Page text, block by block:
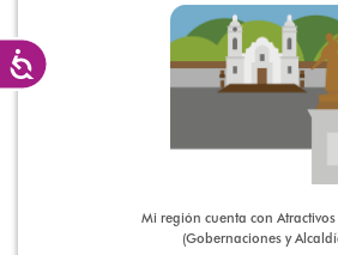
Accesibilidad
Mi región cuenta con Atractivos
(Gobernaciones y